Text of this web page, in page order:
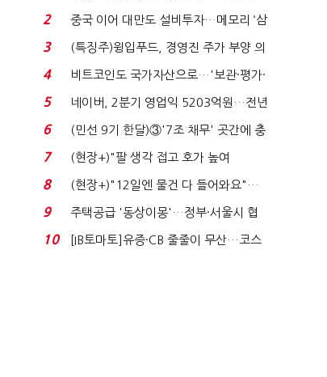
로봇·AI 등 논...
2
중국 이어 대만도 설비투자…메모리 ‘삼
국전쟁’
3
(특징주)윙입푸드, 경영진 주가 부양 의
지에 상한가...
4
비트코인도 국가자산으로…'보관·평가·
처분' 기준은 ...
5
네이버, 2분기 영업익 5203억원…전년
비 0.2% 감소...
6
(민선 9기 한달)③'7조 채무' 곳간에 충
격…추미애, 20년...
7
(현장+)"팔 생각 접고 호가 높여
요"…'덜 똘똘한 한 채' 20...
8
(현장+)"12일엔 물건 다 들어와요"…
빈 매대 채우며 문 연 ...
9
주택공급 '동상이몽'…정부·서울시 협
력 없으면 '공수표'...
10
[IB토마토]유증·CB 줄줄이 무산…코스